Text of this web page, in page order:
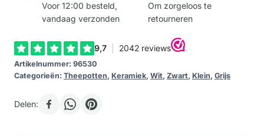
Voor 12:00 besteld,
vandaag verzonden
Om zorgeloos te
retourneren
Artikelnummer: 96530
Categorieën: Theepotten, Keramiek, Wit, Zwart, Klein, Grijs
Delen: